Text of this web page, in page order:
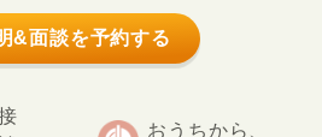
&面談を予約する
おうちから、